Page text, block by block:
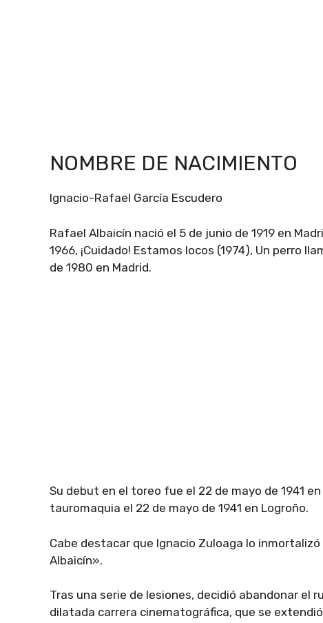
NOMBRE DE NACIMIENTO
Ignacio-Rafael García Escudero
Rafael Albaicín nació el 5 de junio de 1919 en
1966, ¡Cuidado! Estamos locos (1974), Un perro
de 1980 en Madrid.
Su debut en el toreo fue el 22 de mayo de 1941
tauromaquia el 22 de mayo de 1941 en Logroño.
Cabe destacar que Ignacio Zuloaga lo
Albaicín».
Tras una serie de lesiones, decidió abandonar el
dilatada carrera cinematográfica, que se